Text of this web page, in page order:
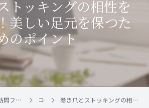
トッキングの相性を
美しい足元を保つた
のポイント
川崎市・横浜市の訪問フットケア｜足と爪のお手入れ屋さん foot grace コラム 巻き爪とストッキングの相性を徹底解説！美しい足元を保つためのポイント